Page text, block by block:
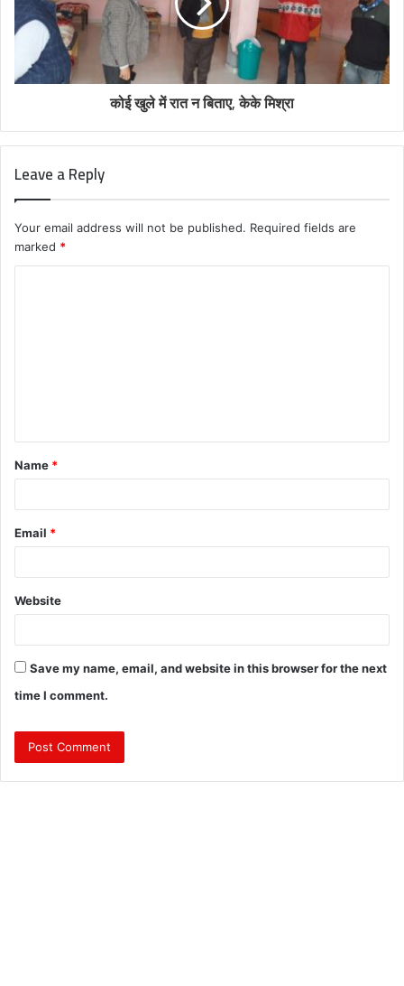
कोई खुले में रात न बिताए, केके मिश्रा
Leave a Reply
Your email address will not be published. Required fields are
marked *
t
*
Name *
Email *
Website
Save my name, email, and website in this browser for the next
time I comment.